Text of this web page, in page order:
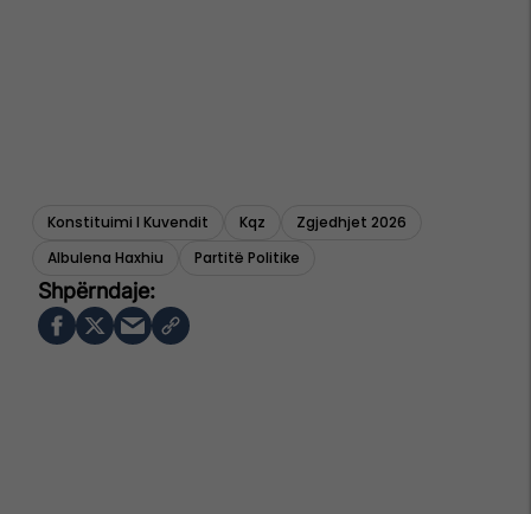
Konstituimi I Kuvendit Kqz
Zgjedhjet 2026
Albulena Haxhiu
Partitë Politike